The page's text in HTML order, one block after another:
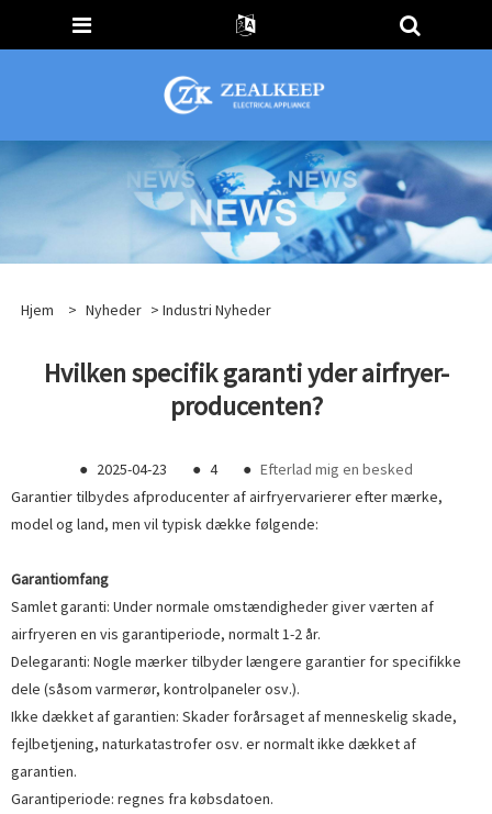
Hjem > Nyheder > Industri Nyheder
Hvilken specifik garanti yder airfryer-
producenten?
● 2025-04-23 ● 4 ● Efterlad mig en besked
Garantier tilbydes afproducenter af airfryervarierer efter mærke,
model og land, men vil typisk dække følgende:
Garantiomfang
Samlet garanti: Under normale omstændigheder giver værten af ​​
airfryeren en vis garantiperiode, normalt 1-2 år.
Delegaranti: Nogle mærker tilbyder længere garantier for specifikke
dele (såsom varmerør, kontrolpaneler osv.).
Ikke dækket af garantien: Skader forårsaget af menneskelig skade,
fejlbetjening, naturkatastrofer osv. er normalt ikke dækket af
garantien.
Garantiperiode: regnes fra købsdatoen.